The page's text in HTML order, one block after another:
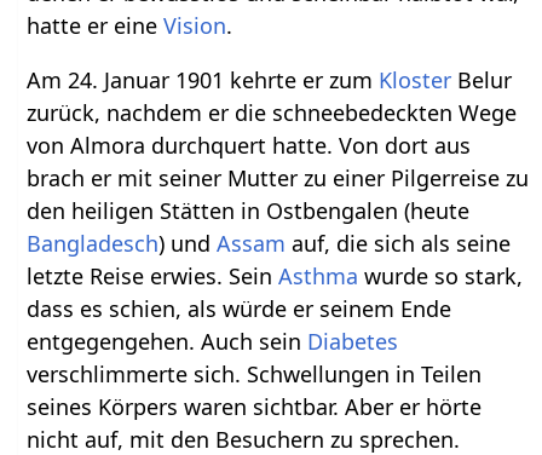
hatte er eineVision.
Am 24. Januar 1901 kehrte er zum Kloster Belur
zurück, nachdem er die schneebedeckten Wege
von Almora durchquert hatte. Von dort aus
brach er mit seiner Mutter zu einer Pilgerreise zu
den heiligen Stätten in Ostbengalen (heute
Bangladesch) undAssam auf, die sich als seine
letzte Reise erwies. SeinAsthma wurde so stark,
dass es schien, als würde er seinem Ende
entgegengehen. Auch sein Diabetes
verschlimmerte sich. Schwellungen in Teilen
seines Körpers waren sichtbar. Aber er hörte
nicht auf, mit den Besuchern zu sprechen.